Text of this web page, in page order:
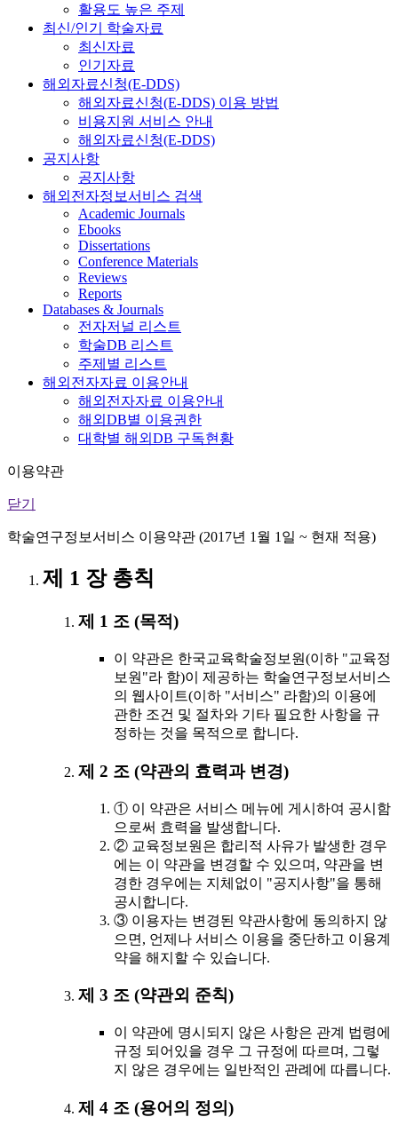
활용도 높은 주제
최신/인기 학술자료
최신자료
인기자료
해외자료신청(E-DDS)
해외자료신청(E-DDS) 이용 방법
비용지원 서비스 안내
해외자료신청(E-DDS)
공지사항
공지사항
해외전자정보서비스 검색
Academic Journals
Ebooks
Dissertations
Conference Materials
Reviews
Reports
Databases & Journals
전자저널 리스트
학술DB 리스트
주제별 리스트
해외전자자료 이용안내
해외전자자료 이용안내
해외DB별 이용권한
대학별 해외DB 구독현황
이용약관
닫기
학술연구정보서비스 이용약관 (2017년 1월 1일 ~ 현재 적용)
제 1 장 총칙
제 1 조 (목적)
이 약관은 한국교육학술정보원(이하 "교육정
보원"라 함)이 제공하는 학술연구정보서비스
의 웹사이트(이하 "서비스" 라함)의 이용에
관한 조건 및 절차와 기타 필요한 사항을 규
정하는 것을 목적으로 합니다.
제 2 조 (약관의 효력과 변경)
① 이 약관은 서비스 메뉴에 게시하여 공시함
으로써 효력을 발생합니다.
② 교육정보원은 합리적 사유가 발생한 경우
에는 이 약관을 변경할 수 있으며, 약관을 변
경한 경우에는 지체없이 "공지사항"을 통해
공시합니다.
③ 이용자는 변경된 약관사항에 동의하지 않
으면, 언제나 서비스 이용을 중단하고 이용계
약을 해지할 수 있습니다.
제 3 조 (약관외 준칙)
이 약관에 명시되지 않은 사항은 관계 법령에
규정 되어있을 경우 그 규정에 따르며, 그렇
지 않은 경우에는 일반적인 관례에 따릅니다.
제 4 조 (용어의 정의)